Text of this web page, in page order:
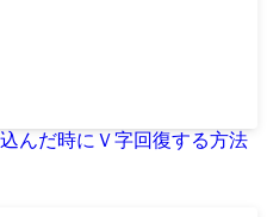
んだ時にＶ字回復する方法